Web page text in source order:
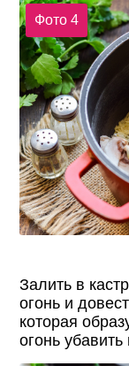
Фото 4
Залить в
огонь и
которая
огонь